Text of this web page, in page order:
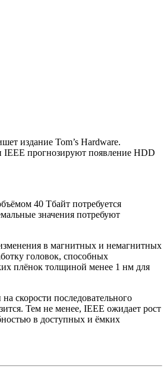
издание Tom’s Hardware.
IEEE прогнозируют появление HDD
40 Тбайт потребуется
значения потребуют
в магнитных и немагнитных
головок, способных
плёнок толщиной менее 1 нм для
скорости последовательного
Тем не менее, IEEE ожидает рост
в доступных и ёмких